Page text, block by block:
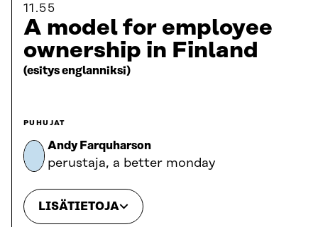
11.55
A model for employee
ownership in Finland
(esitys englanniksi)
PUHUJAT
Andy Farquharson
perustaja, a better monday
LISÄTIETOJA